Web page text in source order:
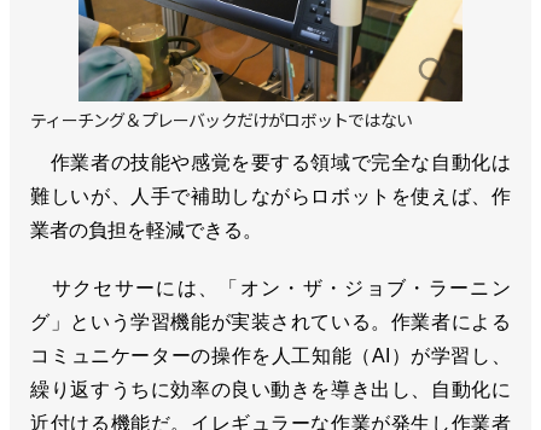
ティーチング＆プレーバックだけがロボットではない
作業者の技能や感覚を要する領域で完全な自動化は
難しいが、人手で補助しながらロボットを使えば、作
業者の負担を軽減できる。
サクセサーには、「オン・ザ・ジョブ・ラーニン
グ」という学習機能が実装されている。作業者による
コミュニケーターの操作を人工知能（AI）が学習し、
繰り返すうちに効率の良い動きを導き出し、自動化に
近付ける機能だ。イレギュラーな作業が発生し作業者